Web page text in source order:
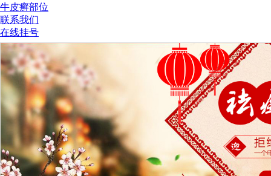
牛皮癣部位
联系我们
在线挂号